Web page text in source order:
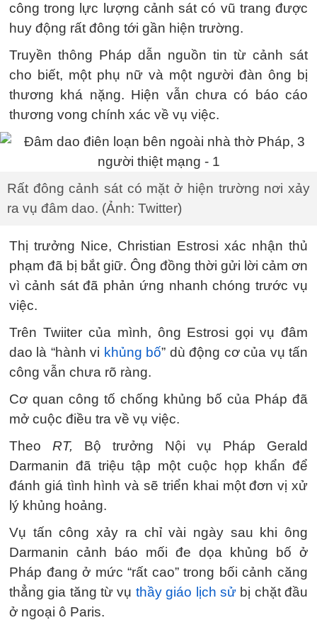
công trong lực lượng cảnh sát có vũ trang được
huy động rất đông tới gần hiện trường.
Truyền thông Pháp dẫn nguồn tin từ cảnh sát
cho biết, một phụ nữ và một người đàn ông bị
thương khá nặng. Hiện vẫn chưa có báo cáo
thương vong chính xác về vụ việc.
Rất đông cảnh sát có mặt ở hiện trường nơi xảy
ra vụ đâm dao. (Ảnh: Twitter)
Thị trưởng Nice, Christian Estrosi xác nhận thủ
phạm đã bị bắt giữ. Ông đồng thời gửi lời cảm ơn
vì cảnh sát đã phản ứng nhanh chóng trước vụ
việc.
Trên Twiiter của mình, ông Estrosi gọi vụ đâm
dao là “hành vi khủng bố” dù động cơ của vụ tấn
công vẫn chưa rõ ràng.
Cơ quan công tố chống khủng bố của Pháp đã
mở cuộc điều tra về vụ việc.
Theo RT, Bộ trưởng Nội vụ Pháp Gerald
Darmanin đã triệu tập một cuộc họp khẩn để
đánh giá tình hình và sẽ triển khai một đơn vị xử
lý khủng hoảng.
Vụ tấn công xảy ra chỉ vài ngày sau khi ông
Darmanin cảnh báo mối đe dọa khủng bố ở
Pháp đang ở mức “rất cao” trong bối cảnh căng
thẳng gia tăng từ vụ thầy giáo lịch sửbị chặt đầu
ở ngoại ô Paris.